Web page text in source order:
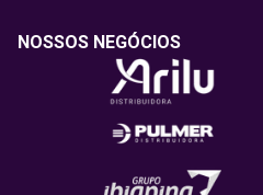
NOSSOS NEGÓCIOS